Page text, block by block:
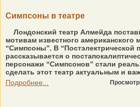
Симпсоны в театре
Лондонский театр Алмейда
мотивам известного американского
“Симпсоны”. В “Постэлектрической
рассказывается о
персонажи “Симпсонов” стали
сделать этот театр актуальным и
Подробнее...